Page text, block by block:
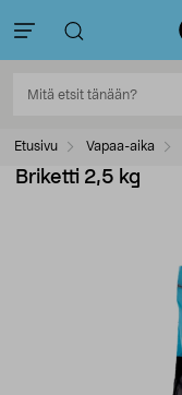
Etusivu Vapaa-aika
Briketti 2,5 kg